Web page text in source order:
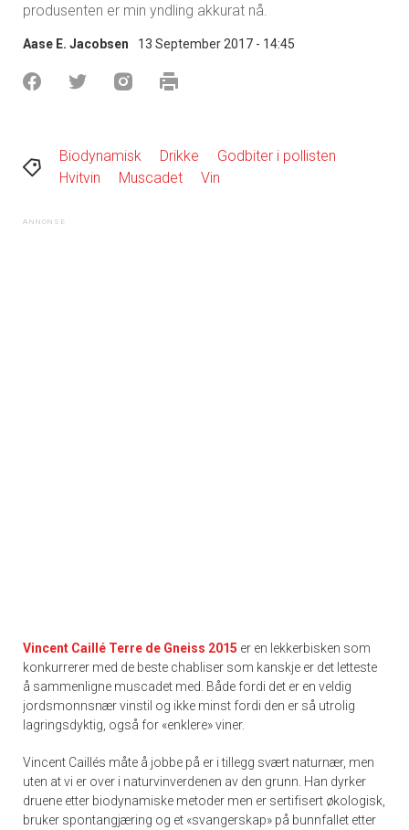
produsenten er min yndling akkurat nå.
Aase E. Jacobsen 13 September 2017 - 14:45
Biodynamisk Drikke
Godbiter i pollisten
Hvitvin
Muscadet Vin
Vincent Caillé Terre de Gneiss 2015 er en lekkerbisken som
konkurrerer med de beste chabliser som kanskje er det letteste
å sammenligne muscadet med. Både fordi det er en veldig
jordsmonnsnær vinstil og ikke minst fordi den er så utrolig
lagringsdyktig, også for «enklere» viner.
Vincent Caillés måte å jobbe på er i tillegg svært naturnær, men
uten at vi er over i naturvinverdenen av den grunn. Han dyrker
druene etter biodynamiske metoder men er sertifisert økologisk,
bruker spontangjæring og et «svangerskap» på bunnfallet etter